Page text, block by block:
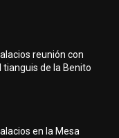
reunión con
de la Benito
en la Mesa